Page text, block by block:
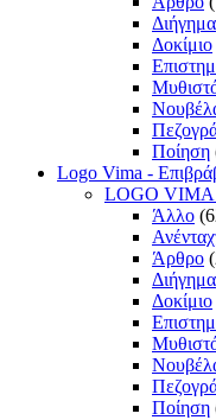
Διήγημα
Δοκίμιο
Ποίηση
Logo Vima -
LOGO
Άλλο
Άρθρο
Διήγημα
Δοκίμιο
Ποίηση